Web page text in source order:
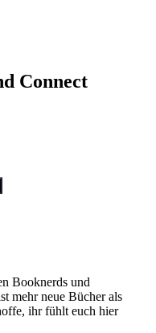
Connect
Booknerds und
mehr neue Bücher als
ihr fühlt euch hier